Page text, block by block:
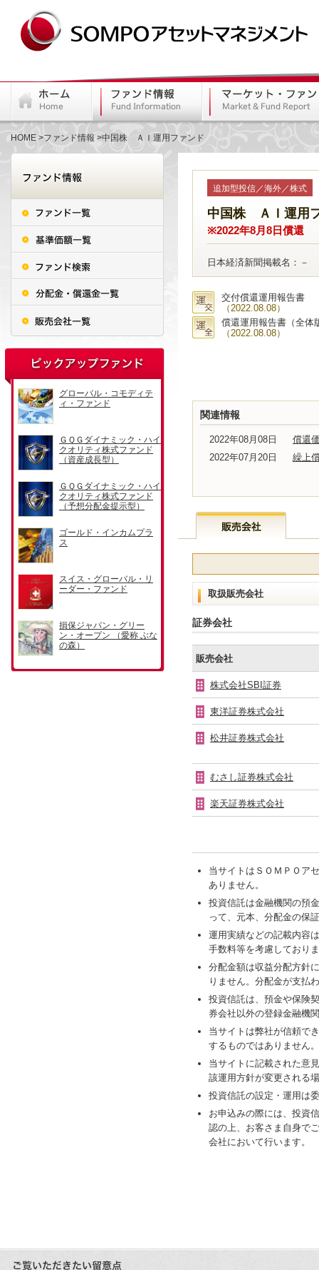
HOME ファンド情報 中国株 ＡＩ運用ファンド
追加型投信／海外／株式
中国株 ＡＩ運用
※2022年8月8日償還
日本経済新聞掲載名：－
交付償還運用報告書
（2022.08.08）
償還運用報告書（全体
（2022.08.08）
関連情報
2022年08月08日
償還
2022年07月20日
繰上
取扱販売会社
証券会社
販売会社
株式会社SBI証券
東洋証券株式会社
松井証券株式会社
むさし証券株式会社
楽天証券株式会社
当サイトはＳＯＭＰＯア
ありません。
投資信託は金融機関の預
って、元本、分配金の保
運用実績などの記載内容
手数料等を考慮しており
分配金額は収益分配方針
りません。分配金が支払
投資信託は、預金や保険
券会社以外の登録金融機
当サイトは弊社が信頼で
するものではありません
当サイトに記載された意
該運用方針が変更される
投資信託の設定・運用は
お申込みの際には、投資
認の上、お客さま自身で
会社において行います。